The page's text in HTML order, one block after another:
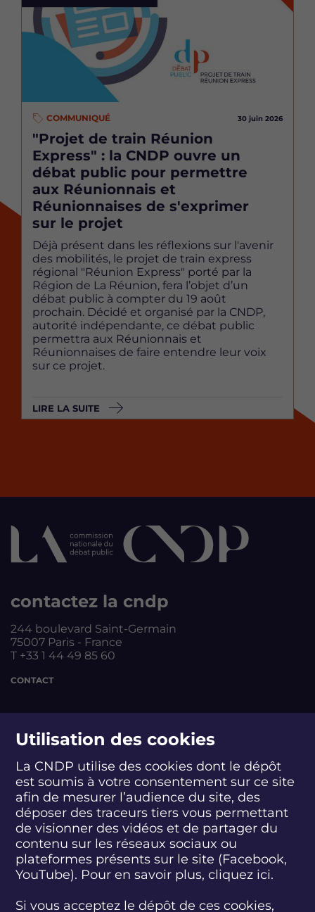
Utilisation des cookies
La CNDP utilise des cookies dont le dépôt
est soumis à votre consentement sur ce site
afin de mesurer l’audience du site, des
déposer des traceurs tiers vous permettant
de visionner des vidéos et de partager du
contenu sur les réseaux sociaux ou
plateformes présents sur le site (Facebook,
YouTube). Pour en savoir plus, cliquez ici.
Si vous acceptez le dépôt de ces cookies,
COMMUNIQUÉ 30 juin 2026
"Projet de train Réunion
Express" : la CNDP ouvre un
débat public pour permettre
aux Réunionnais et
Réunionnaises de s'exprimer
sur le projet
Déjà présent dans les réflexions sur l'avenir
des mobilités, le projet de train express
régional "Réunion Express" porté par la
Région de La Réunion, fera l’objet d’un
débat public à compter du 19 août
prochain. Décidé et organisé par la CNDP,
autorité indépendante, ce débat public
permettra aux Réunionnais et
Réunionnaises de faire entendre leur voix
sur ce projet.
LIRE LA SUITE
contactez la cndp
244 boulevard Saint-Germain
75007 Paris - France
T +33 1 44 49 85 60
CONTACT
S
u
v
e
z
n
u
S
u
i
v
e
z
-
n
u
S
u
i
v
e
z
-
n
u
S
u
i
v
e
z
-
n
u
S
u
i
v
e
z
-
n
u
S
u
i
v
e
z
-
n
u
S
u
i
v
e
-
n
u
abonnez-vous
S'INSCRIRE À LA NEWSLETTER